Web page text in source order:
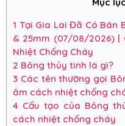
1 Tại Gia Lai Đã Có Bán
& 25mm (07/08/2026) |
Nhiệt Chống Cháy
2 Bông thủy tinh là gì?
3 Các tên thường gọi
âm cách nhiệt chống
4 Cấu tạo của Bông
cách nhiệt chống cháy